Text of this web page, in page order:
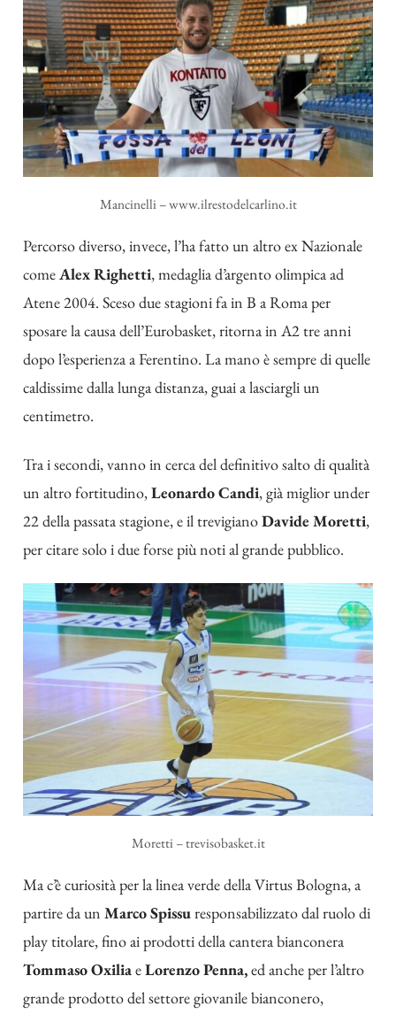
Mancinelli – www.ilrestodelcarlino.it
Percorso diverso, invece, l’ha fatto un altro ex Nazionale
comeAlex Righetti, medaglia d’argento olimpica ad
Atene 2004. Sceso due stagioni fa in B a Roma per
sposare la causa dell’Eurobasket, ritorna in A2 tre anni
dopo l’esperienza a Ferentino. La mano è sempre di quelle
caldissime dalla lunga distanza, guai a lasciargli un
centimetro.
Tra i secondi, vanno in cerca del definitivo salto di qualità
un altro fortitudino, Leonardo Candi, già miglior under
22 della passata stagione, e il trevigianoDavide Moretti,
per citare solo i due forse più noti al grande pubblico.
Moretti – trevisobasket.it
Ma c’è curiosità per la linea verde della Virtus Bologna, a
partire da un Marco Spissuresponsabilizzato dal ruolo di
play titolare, fino ai prodotti della cantera bianconera
Tommaso OxiliaeLorenzo Penna,ed anche per l’altro
grande prodotto del settore giovanile bianconero,